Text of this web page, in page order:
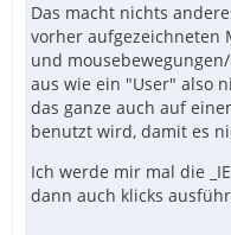
Das macht nichts
vorher aufgezeichneten
und
aus wie ein "User" also
das ganze auch auf
benutzt wird, damit es
Ich werde mir mal die
dann auch klicks